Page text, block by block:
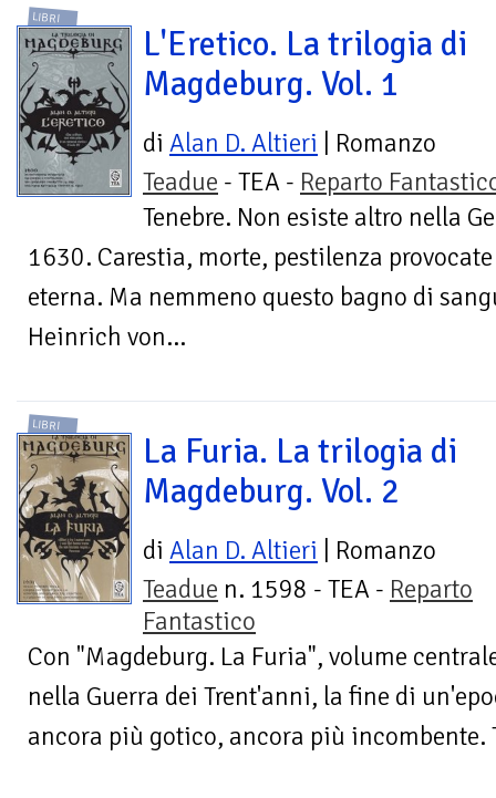
LIBRI
L'Eretico. La trilogia di
Magdeburg. Vol. 1
di Alan D. Altieri | Romanzo
Teadue - TEA - Reparto
Tenebre. Non esiste altro nella
1630. Carestia, morte, pestilenza
eterna. Ma nemmeno questo bagno di
Heinrich von...
LIBRI
La Furia. La trilogia di
Magdeburg. Vol. 2
di Alan D. Altieri | Romanzo
Teadue n. 1598 - TEA - Reparto
Fantastico
Con "Magdeburg. La Furia", volume
nella Guerra dei Trent'anni, la fine di
ancora più gotico, ancora più incombente.